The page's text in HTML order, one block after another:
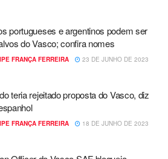
portugueses e argentinos podem ser
do Vasco; confira nomes
FRANÇA FERREIRA
23 DE JUNHO DE 2023
teria rejeitado proposta do Vasco, diz
FRANÇA FERREIRA
18 DE JUNHO DE 2023